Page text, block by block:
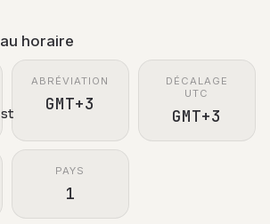
horaire
ABRÉVIATION
GMT+3
DÉCALAGE
UTC
GMT+3
PAYS
1